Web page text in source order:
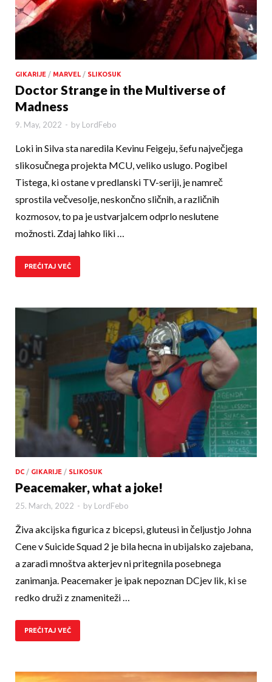
GIKARIJE / MARVEL / SLIKOSUK
Doctor Strange in the Multiverse of
Madness
9. May, 2022 - by LordFebo
Loki in Silva sta naredila Kevinu Feigeju, šefu največjega
slikosučnega projekta MCU, veliko uslugo. Pogibel
Tistega, ki ostane v predlanski TV-seriji, je namreč
sprostila večvesolje, neskončno sličnih, a različnih
kozmosov, to pa je ustvarjalcem odprlo neslutene
možnosti. Zdaj lahko liki …
PREČITAJ VEČ
DC / GIKARIJE / SLIKOSUK
Peacemaker, what a joke!
25. March, 2022 - by LordFebo
Živa akcijska figurica z bicepsi, gluteusi in čeljustjo Johna
Cene v Suicide Squad 2 je bila hecna in ubijalsko zajebana,
a zaradi mnoštva akterjev ni pritegnila posebnega
zanimanja. Peacemaker je ipak nepoznan DCjev lik, ki se
redko druži z znameniteži …
PREČITAJ VEČ